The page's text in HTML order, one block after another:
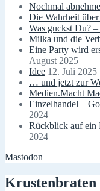
Nochmal
Die Wahrheit
Was guckst Du?
Milka und die
Eine Party wird
August 2025
Idee 12. Juli 2025
… und jetzt zur
Medien.Macht
Einzelhandel –
2024
Rückblick auf ein
2024
Mastodon
Krustenbraten